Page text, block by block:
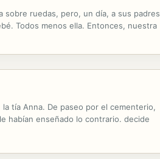
sobre ruedas, pero, un día, a sus padres
Todos menos ella. Entonces, nuestra
tía Anna. De paseo por el cementerio,
habían enseñado lo contrario. decide